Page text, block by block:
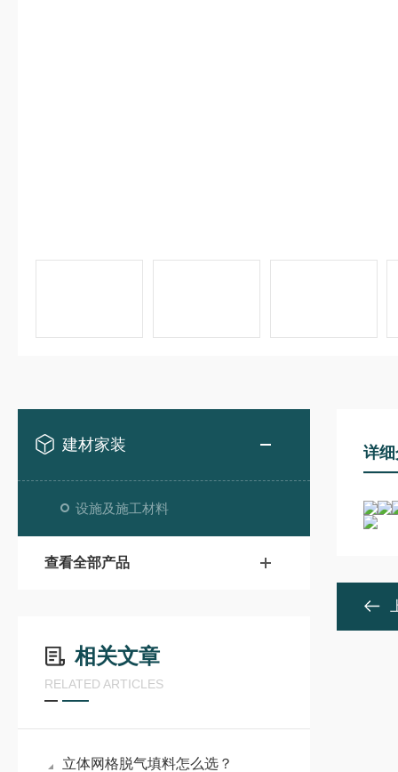
建材家装
设施及施工材料
查看全部产品
相关文章
RELATED ARTICLES
立体网格脱气填料怎么选？
详